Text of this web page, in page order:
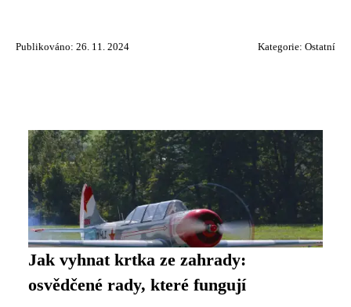
Publikováno: 26. 11. 2024 Kategorie: Ostatní
Jak vyhnat krtka ze zahrady:
osvědčené rady, které fungují